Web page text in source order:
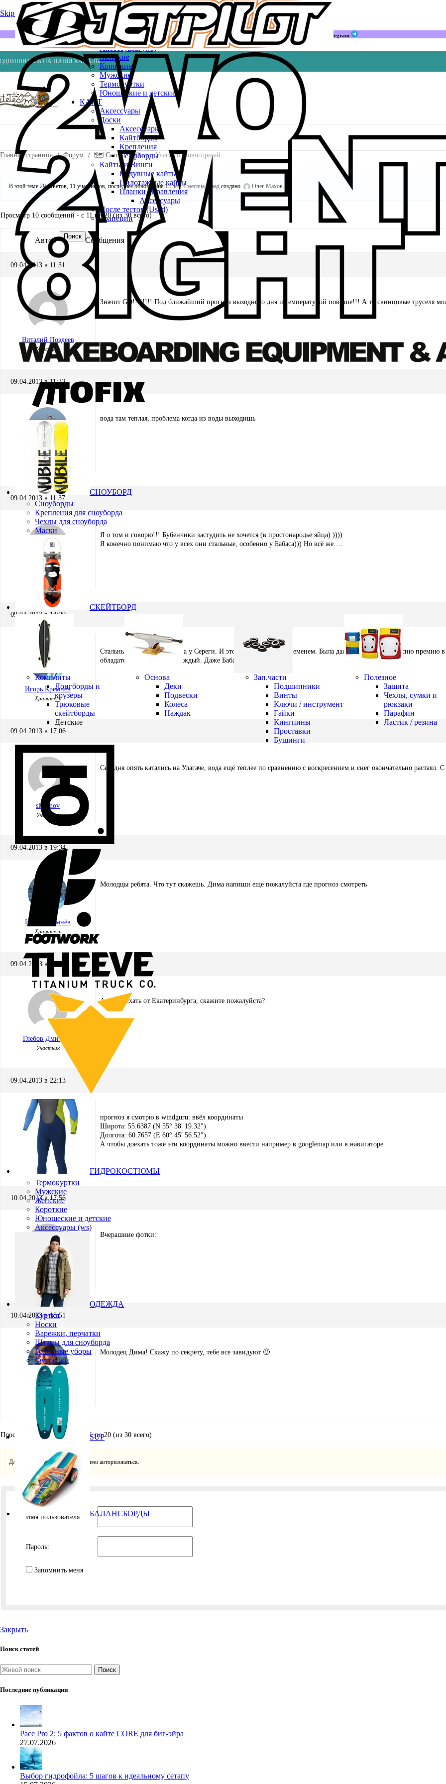
Skip to navigation Skip to main content
Мы в Telegram
НА НАШИ КАНАЛЫ
Весла
Насосы
ВЕЙК
Шлемы
ГИДРОКОСТЮМЫ
Аксессуары (ws)
Женские
Короткие
Мужские
Термокуртки
Юношеские и детские
КАЙТ
Аксессуары
Доски
Аксессуары
Кайтборды
Крепления
Серфборды
Кайты и Винги
Надувные кайты
Пилотажные кайты
Планки управления
Аксессуары
После тестов (Used)
Трапеции
Поиск
СНОУБОРД
Сноуборды
Крепления для сноуборда
Чехлы для сноуборда
Маски
СКЕЙТБОРД
Комплиты
Лонгборды и
крузеры
Трюковые
скейтборды
Детские
Основа
Деки
Подвески
Колеса
Наждак
Зап.части
Подшипники
Винты
Ключи / инструмент
Гайки
Кингпины
Проставки
Бушинги
Полезное
Защита
Чехлы, сумки и
рюкзаки
Парафин
Ластик / резина
ГИДРОКОСТЮМЫ
Термокуртки
Мужские
Женские
Короткие
Юношеские и детские
Аксессуары (ws)
ОДЕЖДА
Куртки
Носки
Варежки, перчатки
Штаны для сноуборда
Головные уборы
Футболки
SUP
БАЛАНСБОРДЫ
Главная страница Форум 🗺️ Споты Озеро Улагач п.Новогорный
В этой теме 29 ответов, 11 участников, последнее обновление13 лет, 4 месяца назад создано Олег Махов.
Просмотр 10 сообщений - с 11 по 20 (из 30 всего)
Автор Сообщения
09.04.2013 в 11:31
Виталий Поздеев
Участник
Значит GO!!!!!!!! Под ближайший прогноз выходного дня и температурой повыше!!! А то свинцовые труселя
09.04.2013 в 11:33
Mishgan
Участник
вода там теплая, проблема когда из воды выходишь
09.04.2013 в 11:37
Виталий Поздеев
Участник
Я о том и говорю!!! Бубенчики застудить не хочется (в простонародье яйца) ))))
Я конечно понимаю что у всех они стальные, особенно у Бабаса))) Но всё же….
09.04.2013 в 14:29
Игорь Кремнёв
Хранитель
Стальные яйца не у бабаса, а у Сереги. И этот факт проверен временем. Была даже мысль учредить сию премию
обладателем может стать каждый. Даже Бабас))
09.04.2013 в 17:06
slukinov
Участник
Сегодня опять катались на Улагаче, вода ещё теплее по сравнению с воскресением и снег окончательно растаял.
09.04.2013 в 19:34
Игорь Кремнёв
Хранитель
Молодцы ребята. Что тут скажешь. Дима напиши еще пожалуйста где прогноз смотреть
09.04.2013 в 19:54
Глебов Дмитрий
Участник
А как доехать от Екатеринбурга, скажите пожалуйста?
09.04.2013 в 22:13
slukinov
Участник
прогноз я смотрю в windguru: ввёл координаты
Широта: 55.6387 (N 55° 38′ 19.32″)
Долгота: 60.7657 (E 60° 45′ 56.52″)
А чтобы доехать тоже эти координаты можно ввести например в googlemap или в навигаторе
10.04.2013 в 17:56
slukinov
Участник
Вчерашние фотки:
10.04.2013 в 18:51
Игорь Кремнёв
Хранитель
Молодец Дима! Скажу по секрету, тебе все завидуют 🙂
Просмотр 10 сообщений - с 11 по 20 (из 30 всего)
Для ответа в этой теме необходимо авторизоваться.
Имя пользователя:
Пароль:
Запомнить меня
Закрыть
Поиск статей
Поиск
Последние публикации
Pace Pro 2: 5 фактов о кайте CORE для биг-эйра
27.07.2026
Выбор гидрофойла: 5 шагов к идеальному сетапу